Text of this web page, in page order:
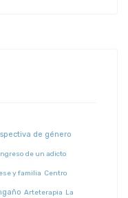
de género
de un adicto
y familia Centro
Arteterapia La